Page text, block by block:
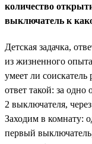
количество
выключатель к
Детская задачка,
из жизненного
умеет ли
ответ такой: за
2 выключателя,
Заходим в комнату:
первый